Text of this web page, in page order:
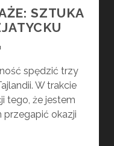
SZTUKA
spędzić trzy
W trakcie
tego, że jestem
przegapić okazji